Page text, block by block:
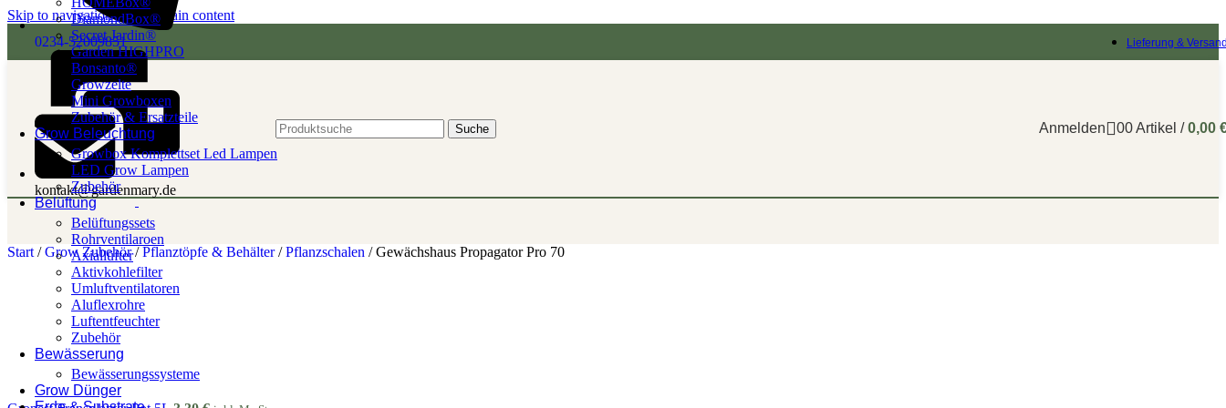
Skip to navigationSkip to main content
0234-52009851
kontakt@gardenmary.de
Lieferung &
Suche Anmelden 00Artikel / 0,00
DiamondBox®
Secret Jardin®
Garden HIGHPRO
Bonsanto®
Growzelte
Mini Growboxen
Zubehör & Ersatzteile
Grow Beleuchtung
Growbox Komplettset Led Lampen
LED Grow Lampen
Zubehör
Belüftung
Belüftungssets
Rohrventilaroen
Axiallüfter
Aktivkohlefilter
Umluftventilatoren
Aluflexrohre
Luftentfeuchter
Zubehör
Bewässerung
Bewässerungssysteme
Grow Dünger
Start / Grow Zubehör/ Pflanztöpfe & Behälter/ Pflanzschalen / Gewächshaus Propagator Pro 70